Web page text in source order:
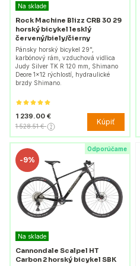
Na sklade
Rock Machine Blizz CRB 30 29
horský bicykel lesklý
červený/biely/čierny
Pánsky horský bicykel 29",
karbónový rám, vzduchová vidlica
Judy Silver TK R 120 mm, Shimano
Deore 1x12 rýchlostí, hydraulické
brzdy Shimano.
1 239.00 €
1 528.51 € Kúpiť
Odporúčame
-9%
Na sklade
Cannondale Scalpel HT
Carbon 2 horský bicykel SBK